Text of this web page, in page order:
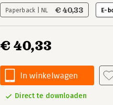
Paperback | NL € 40,33 E-
€ 40,33
In winkelwagen
Direct te downloaden